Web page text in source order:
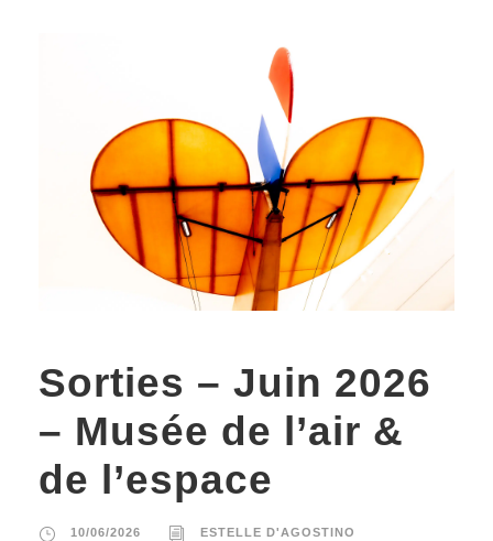
Sorties – Juin 2026
– Musée de l’air &
de l’espace
10/06/2026
ESTELLE D'AGOSTINO